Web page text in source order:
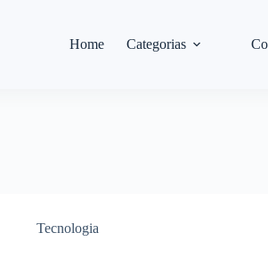
Home Categorias
Tecnologia